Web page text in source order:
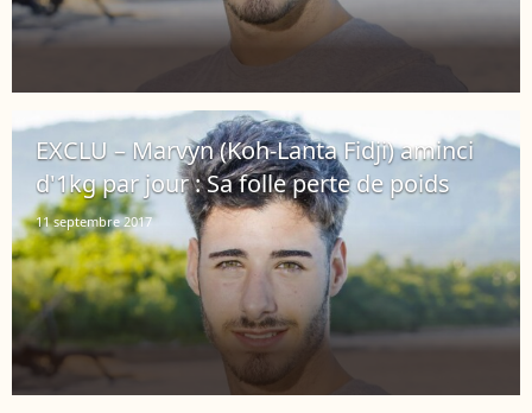
EXCLU – Marvyn (Koh-Lanta Fidji) aminci
d'1kg par jour : Sa folle perte de poids
11 septembre 2017